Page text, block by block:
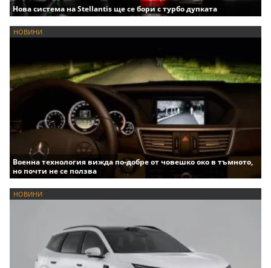
Нова система на Stellantis ще се бори с турбо дупката
НОВИНИ
Военна технология вижда по-добре от човешко око в тъмното,
но почти не се ползва
НОВИНИ